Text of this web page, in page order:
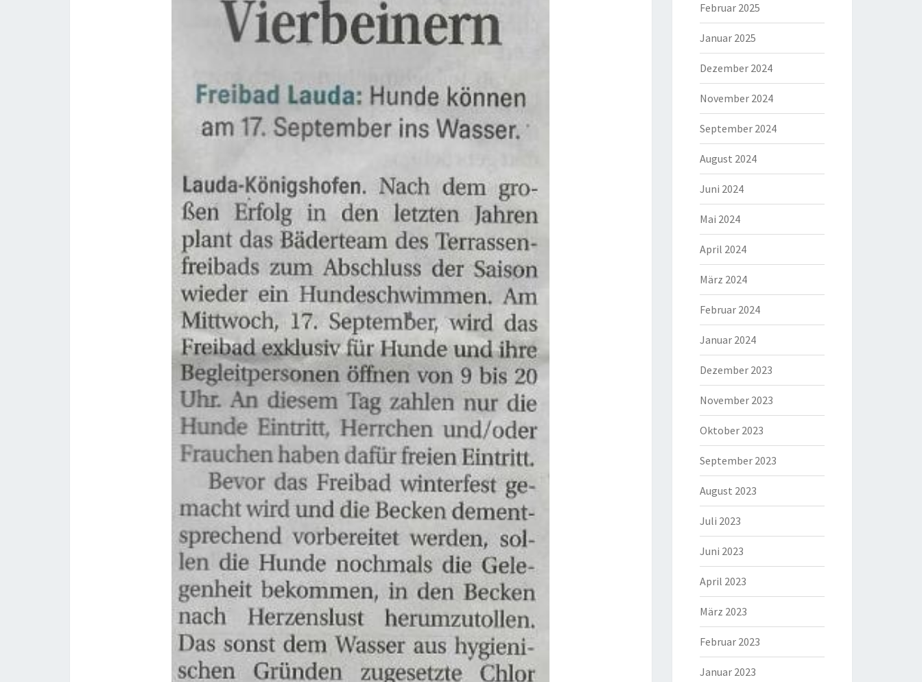
Februar 2025
Januar 2025
Dezember 2024
November 2024
September 2024
August 2024
Juni 2024
Mai 2024
April 2024
März 2024
Februar 2024
Januar 2024
Dezember 2023
November 2023
Oktober 2023
September 2023
August 2023
Juli 2023
Juni 2023
April 2023
März 2023
Februar 2023
Januar 2023